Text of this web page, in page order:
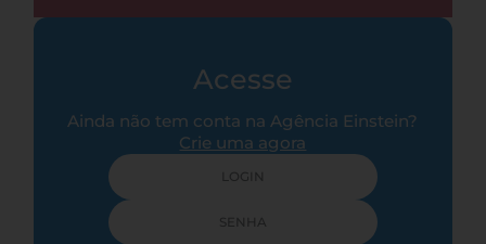
Acesse
Ainda não tem conta na Agência Einstein?
Crie uma agora